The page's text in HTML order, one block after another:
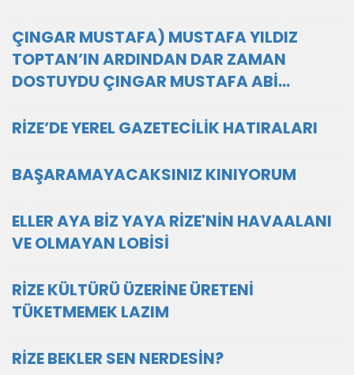
ÇINGAR MUSTAFA) MUSTAFA YILDIZ
TOPTAN’IN ARDINDAN DAR ZAMAN
DOSTUYDU ÇINGAR MUSTAFA ABİ…
RİZE’DE YEREL GAZETECİLİK HATIRALARI
BAŞARAMAYACAKSINIZ KINIYORUM
ELLER AYA BİZ YAYA RİZE'NİN HAVAALANI
VE OLMAYAN LOBİSİ
RİZE KÜLTÜRÜ ÜZERİNE ÜRETENİ
TÜKETMEMEK LAZIM
RİZE BEKLER SEN NERDESİN?